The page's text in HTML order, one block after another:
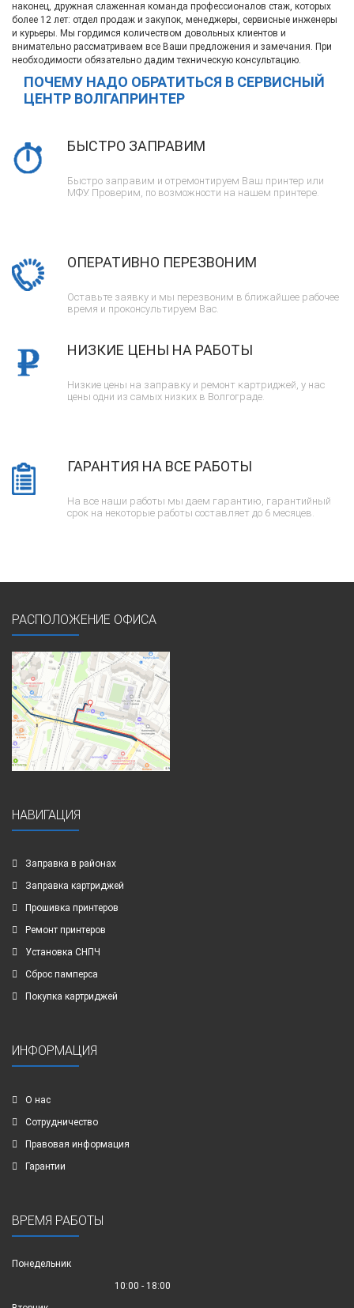
наконец, дружная слаженная команда профессионалов стаж, которых
более 12 лет: отдел продаж и закупок, менеджеры, сервисные инженеры
и курьеры. Мы гордимся количеством довольных клиентов и
внимательно рассматриваем все Ваши предложения и замечания. При
необходимости обязательно дадим техническую консультацию.
ПОЧЕМУ НАДО ОБРАТИТЬСЯ В СЕРВИСНЫЙ
ЦЕНТР ВОЛГАПРИНТЕР
БЫСТРО ЗАПРАВИМ
Быстро заправим и отремонтируем Ваш принтер или
МФУ. Проверим, по возможности на нашем принтере.
ОПЕРАТИВНО ПЕРЕЗВОНИМ
Оставьте заявку и мы перезвоним в ближайшее рабочее
время и проконсультируем Вас.
НИЗКИЕ ЦЕНЫ НА РАБОТЫ
Низкие цены на заправку и ремонт картриджей, у нас
цены одни из самых низких в Волгограде.
ГАРАНТИЯ НА ВСЕ РАБОТЫ
На все наши работы мы даем гарантию, гарантийный
срок на некоторые работы составляет до 6 месяцев.
РАСПОЛОЖЕНИЕ ОФИСА
НАВИГАЦИЯ
Заправка в районах
Заправка картриджей
Прошивка принтеров
Ремонт принтеров
Установка СНПЧ
Сброс памперса
Покупка картриджей
ИНФОРМАЦИЯ
О нас
Сотрудничество
Правовая информация
Гарантии
ВРЕМЯ РАБОТЫ
Понедельник
10:00 - 18:00